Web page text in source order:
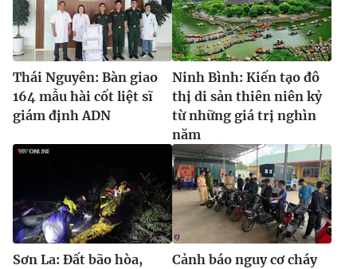
Thái Nguyên: Bàn giao
164 mẫu hài cốt liệt sĩ
giám định ADN
Ninh Bình: Kiến tạo đô
thị di sản thiên niên kỷ
từ những giá trị nghìn
năm
Sơn La: Đất bão hòa,
Cảnh báo nguy cơ cháy